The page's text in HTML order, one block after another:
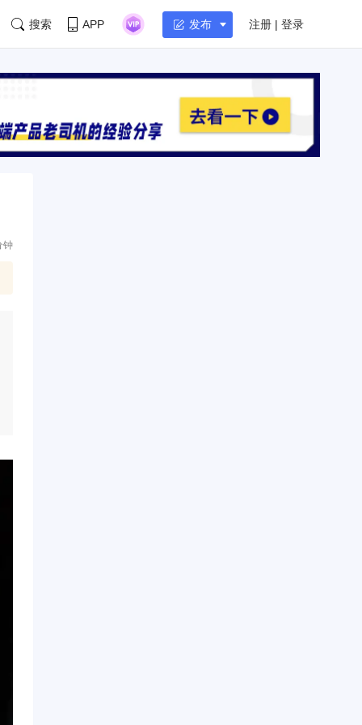
搜索 APP 发布 注册 | 登录
钟